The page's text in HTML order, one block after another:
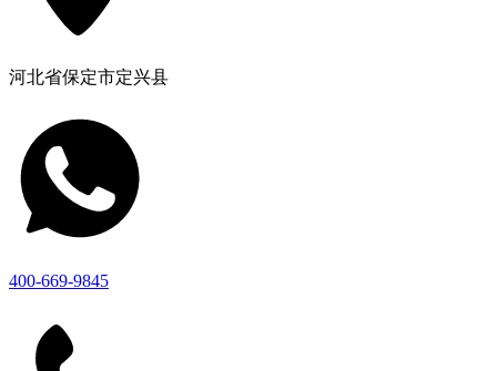
河北省保定市定兴县
400-669-9845